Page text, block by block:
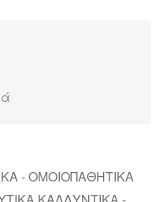
- ΟΜΟΙΟΠΑΘΗΤΙΚΑ